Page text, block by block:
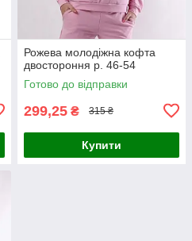
Рожева молодіжна кофта
двостороння р. 46-54
Готово до відправки
299,25 ₴ 315 ₴
Купити